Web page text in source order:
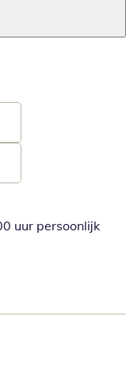
uur persoonlijk